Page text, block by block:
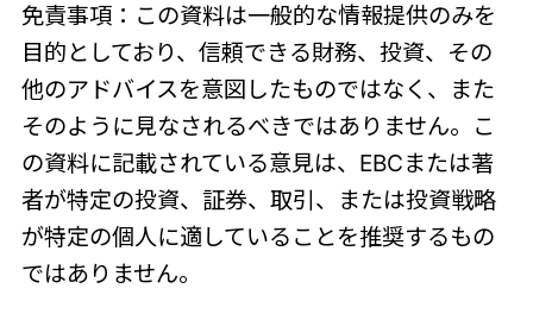
免責事項：この資料は一般的な情報提供のみを
目的としており、信頼できる財務、投資、その
他のアドバイスを意図したものではなく、また
そのように見なされるべきではありません。こ
の資料に記載されている意見は、EBCまたは著
者が特定の投資、証券、取引、または投資戦略
が特定の個人に適していることを推奨するもの
ではありません。